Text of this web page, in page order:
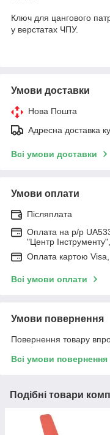
Ключ для цангового
у верстатах ЧПУ.
Умови доставки
Нова Пошта
Адресна доставка
Всі умови доставки
Умови оплати
Післяплата
Оплата на р/р
"Центр
Оплата картою
Всі умови оплати
Умови повернення
Повернення товару
Всі умови повернення
Подібні товари